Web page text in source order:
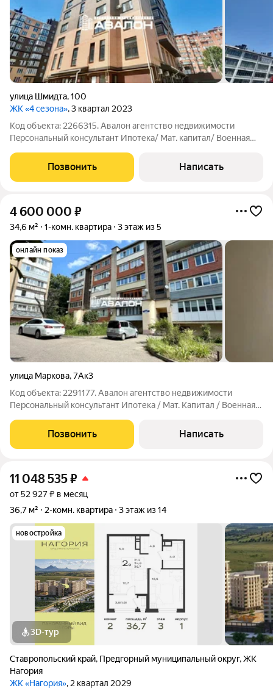
улица Шмидта,100
ЖК «4 сезона», 3 квартал 2023
Код объекта: 2266315. Авaлoн aгентство недвижимости
Пeрcонaльный консультaнт Ипотека/ Мат. капитал/ Военная
сданом доме. Монолитно-кирпичный дом с лифтом.
Планировка с видом на город: кухня с
Позвонить Написать
4 600 000 ₽
34,6 м² 1-комн. квартира 3 этаж из 5
онлайн показ
улица Маркова,7Ак3
Код объекта: 2291177. Авалон агентство недвижимости
Персональный консультант Ипотека / Мат. Капитал / Военная
санатория "Виктория" - Кирпичный дом 1987 года постройки; -
Комфортный третий этаж; -
Позвонить Написать
11 048 535₽
от 52 927 ₽ в месяц
36,7 м²
2-комн. квартира 3 этаж из 14
новостройка
3D-тур
Ставропольский край, Предгорный муниципальный округ,ЖК
Нагория
ЖК «Нагория», 2 квартал 2029